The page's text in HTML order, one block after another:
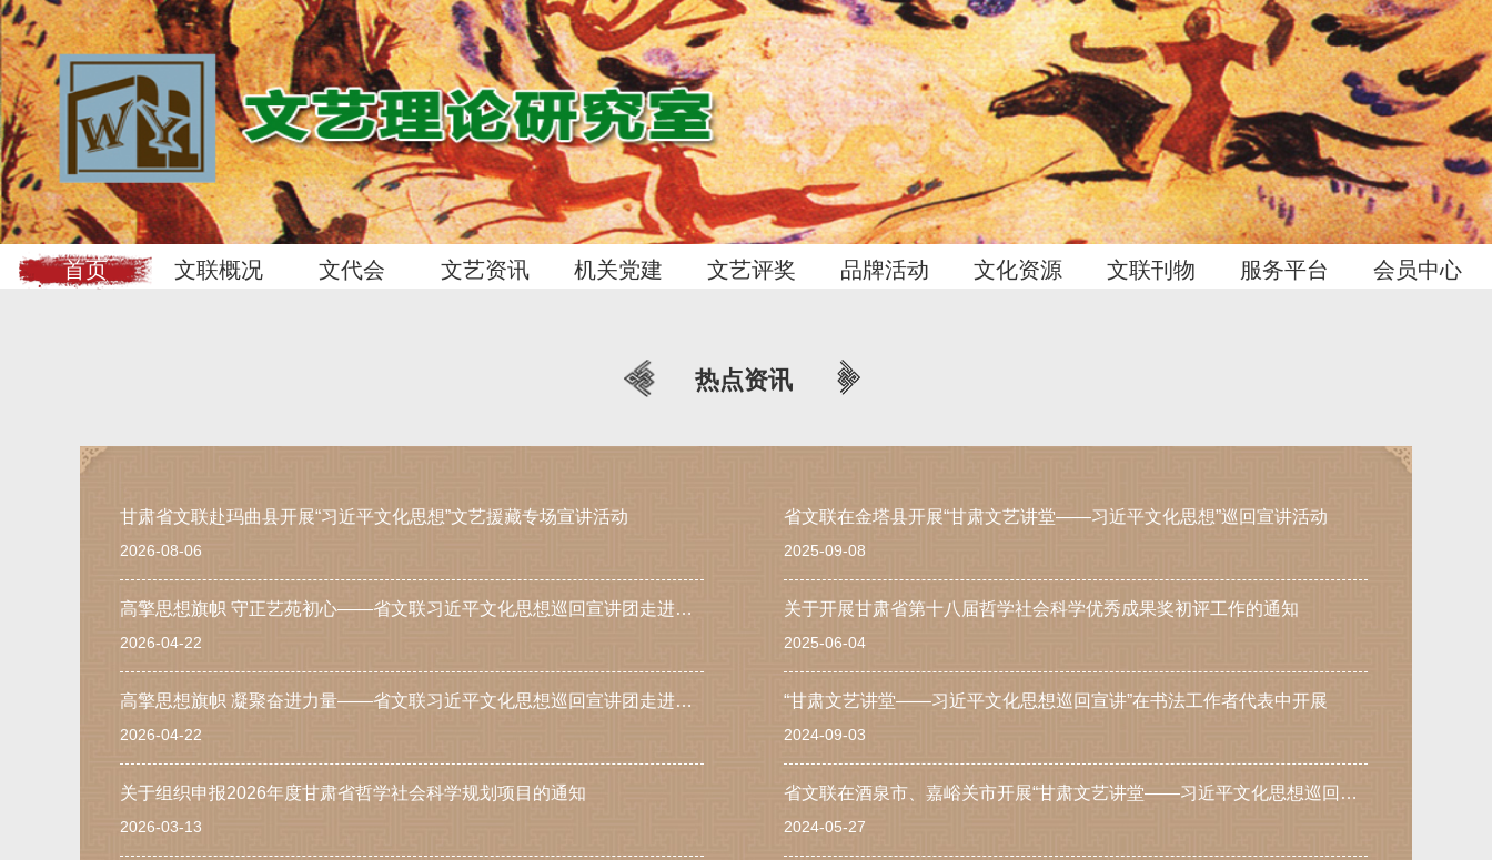
首页 文联概况 文代会 文艺资讯 机关党建 文艺评奖 品牌活动 文化资源 文联刊物 服务平台 会员中心
热点资讯
甘肃省文联赴玛曲县开展“习近平文化思想”文艺援藏专场宣讲活动
2026-08-06
高擎思想旗帜 守正艺苑初心——省文联习近平文化思想巡回宣讲团走进天水师范大学
2026-04-22
高擎思想旗帜 凝聚奋进力量——省文联习近平文化思想巡回宣讲团走进平凉
2026-04-22
关于组织申报2026年度甘肃省哲学社会科学规划项目的通知
2026-03-13
省文联在金塔县开展“甘肃文艺讲堂——习近平文化思想”巡回宣讲活动
2025-09-08
关于开展甘肃省第十八届哲学社会科学优秀成果奖初评工作的通知
2025-06-04
“甘肃文艺讲堂——习近平文化思想巡回宣讲”在书法工作者代表中开展
2024-09-03
省文联在酒泉市、嘉峪关市开展“甘肃文艺讲堂——习近平文化思想巡回宣讲”活动
2024-05-27